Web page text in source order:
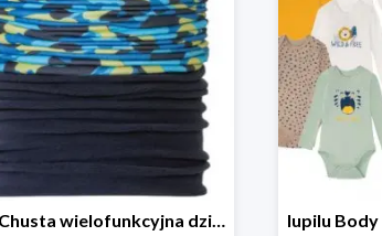
lupilu Chusta wielofunkcyjna dziecięca